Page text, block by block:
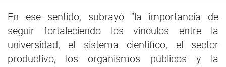
En ese sentido, subrayó “la importancia de
seguir fortaleciendo los vínculos entre la
universidad, el sistema científico, el sector
productivo, los organismos públicos y la